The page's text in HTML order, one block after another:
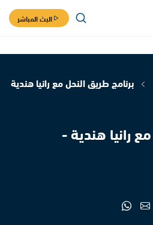
البث المباشر
برنامج طريق النحل مع رانيا هندية
رانيا هندية -